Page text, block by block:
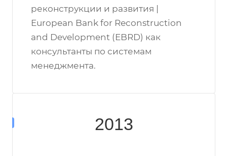
реконструкции и развития |
European Bank for Reconstruction
and Development (EBRD) как
консультанты по системам
менеджмента.
2013